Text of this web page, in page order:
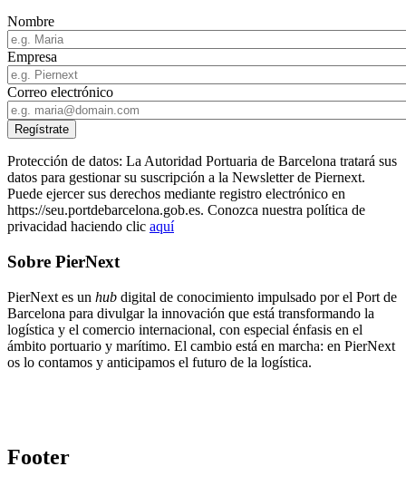
Nombre
Empresa
Correo electrónico
Protección de datos: La Autoridad Portuaria de Barcelona tratará sus
datos para gestionar su suscripción a la Newsletter de Piernext.
Puede ejercer sus derechos mediante registro electrónico en
https://seu.portdebarcelona.gob.es. Conozca nuestra política de
privacidad haciendo clic aquí
Sobre PierNext
PierNext es un hub digital de conocimiento impulsado por el Port de
Barcelona para divulgar la innovación que está transformando la
logística y el comercio internacional, con especial énfasis en el
ámbito portuario y marítimo. El cambio está en marcha: en PierNext
os lo contamos y anticipamos el futuro de la logística.
Footer